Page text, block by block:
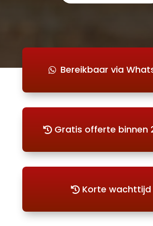
Bereikbaar via
Gratis offerte binnen
Korte wachttijd